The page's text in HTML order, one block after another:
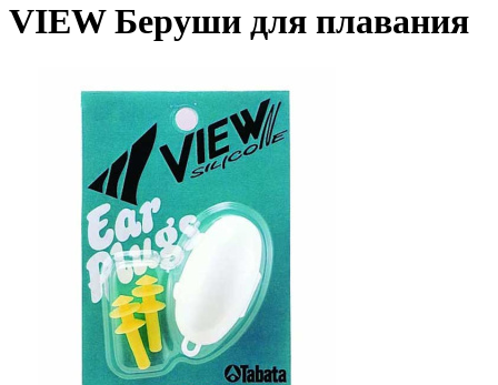
VIEW Беруши для плавания